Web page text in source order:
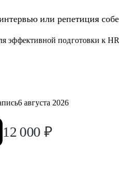
или репетиция
эффективной подготовки к
6 августа 2026
12 000 ₽